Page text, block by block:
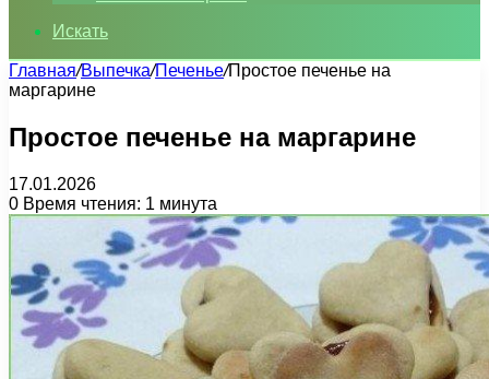
Искать
Главная/Выпечка/Печенье/Простое печенье на
маргарине
Простое печенье на маргарине
17.01.2026
0 Время чтения: 1 минута